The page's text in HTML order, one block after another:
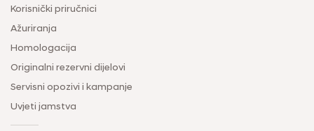
Korisnički priručnici
Ažuriranja
Homologacija
Originalni rezervni dijelovi
Servisni opozivi i kampanje
Uvjeti jamstva